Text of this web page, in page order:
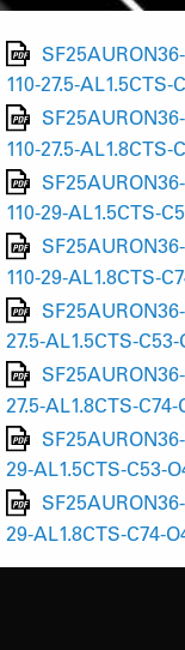
110-27.5-
110-27.5-AL1.8CTS-
110-29-AL1.5CTS-
110-29-AL1.8CTS-
27.5-AL1.5CTS-
27.5-AL1.8CTS-
29-AL1.5CTS-C53-
29-AL1.8CTS-C74-